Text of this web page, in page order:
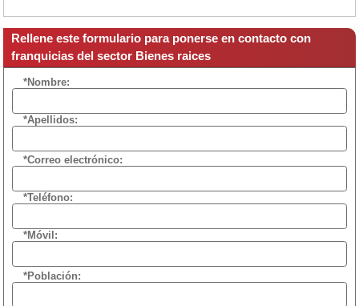
Rellene este formulario para ponerse en contacto con
franquicias del sector Bienes raices
*Nombre:
*Apellidos:
*Correo electrónico:
*Teléfono:
*Móvil:
*Población: